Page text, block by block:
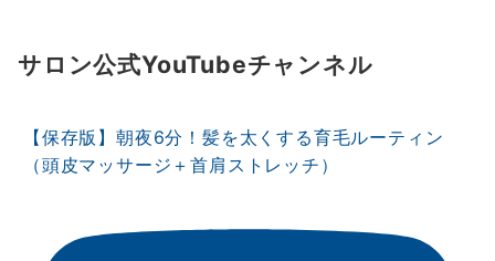
サロン公式YouTubeチャンネル
【保存版】朝夜6分！髪を太くする育毛ルーティン
（頭皮マッサージ＋首肩ストレッチ）